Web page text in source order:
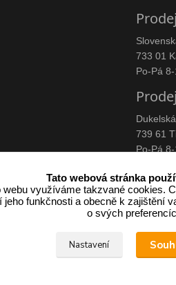
733 01
Po-Pá 8-
739 61
Po-Pá 8-
technického výpadku pak
Tato webová stránka
webu využíváme takzvané cookies.
jeho funkčnosti a obecně k zajištění
o svých
Nastavení